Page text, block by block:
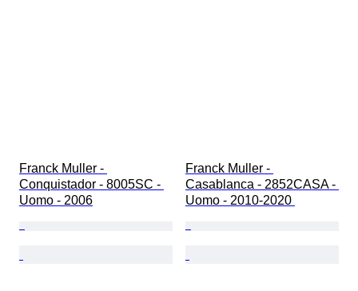
Franck Muller -
Conquistador - 8005SC -
Uomo - 2006
Franck Muller -
Casablanca - 2852CASA -
Uomo - 2010-2020